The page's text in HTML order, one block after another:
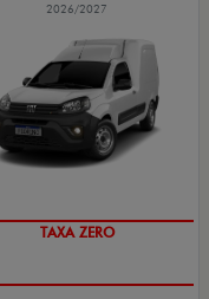
2026/2027
TAXA ZERO